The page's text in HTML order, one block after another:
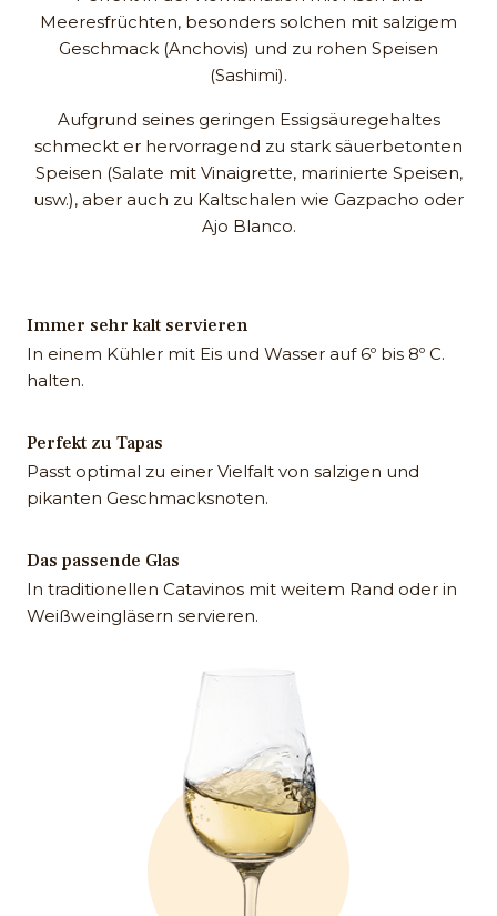
Meeresfrüchten, besonders solchen mit salzigem
Geschmack (Anchovis) und zu rohen Speisen
(Sashimi).
Aufgrund seines geringen Essigsäuregehaltes
schmeckt er hervorragend zu stark säuerbetonten
Speisen (Salate mit Vinaigrette, marinierte Speisen,
usw.), aber auch zu Kaltschalen wie Gazpacho oder
Ajo Blanco.
Immer sehr kalt servieren
In einem Kühler mit Eis und Wasser auf 6º bis 8º C.
halten.
Perfekt zu Tapas
Passt optimal zu einer Vielfalt von salzigen und
pikanten Geschmacksnoten.
Das passende Glas
In traditionellen Catavinos mit weitem Rand oder in
Weißweingläsern servieren.